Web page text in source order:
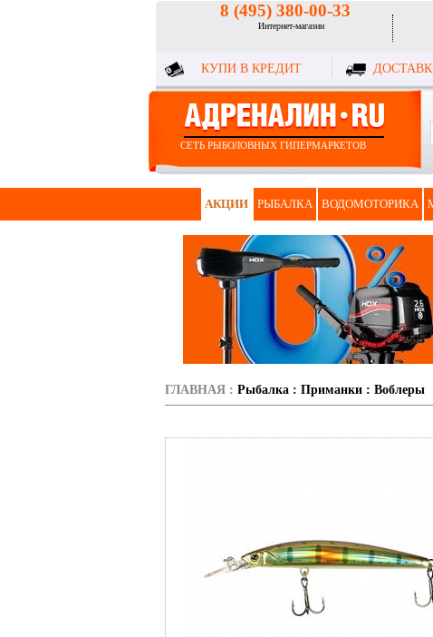
8 (495) 380-00-33
Интернет-магазин
КУПИ В КРЕДИТ
СЕТЬ РЫБОЛОВНЫХ ГИПЕРМАРКЕТОВ
АКЦИИ РЫБАЛКА ВОДОМОТОРИКА
ГЛАВНАЯ : Рыбалка : Приманки : Воблеры